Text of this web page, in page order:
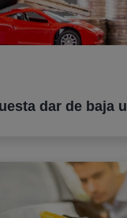
dar de baja